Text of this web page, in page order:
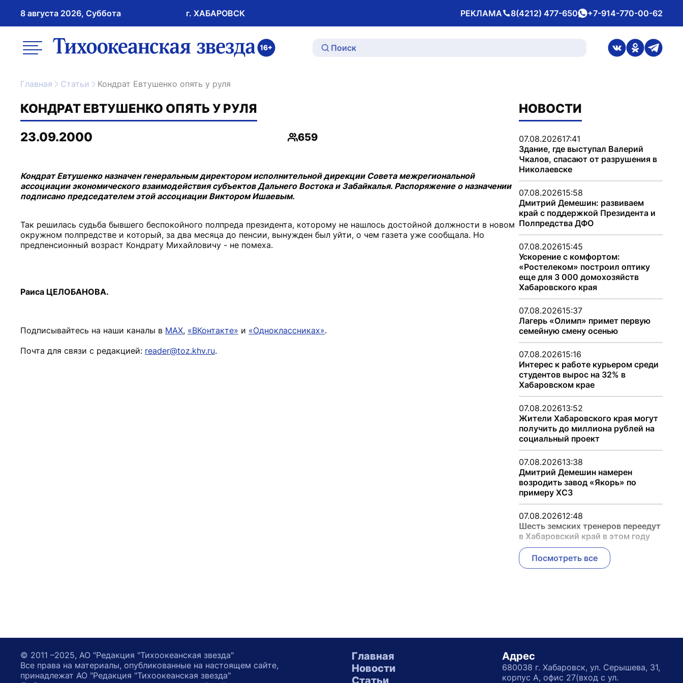
8 августа 2026, Суббота г. ХАБАРОВСК РЕКЛАМА
Телефон 8(4212) 477-650whatsApp
+7-914-770-00-62
меню ссылка на главную
ссылка на
ссылка на
Главная Статьи Кондрат Евтушенко опять у руля
КОНДРАТ ЕВТУШЕНКО ОПЯТЬ У РУЛЯ
23.09.2000
Просмотры
659
Кондрат Евтушенко назначен генеральным директором исполнительной дирекции Совета межрегиональной
ассоциации экономического взаимодействия субъектов Дальнего Востока и Забайкалья. Распоряжение о назначении
подписано председателем этой ассоциации Виктором Ишаевым.
Так решилась судьба бывшего беспокойного полпреда президента, которому не нашлось достойной должности в новом
окружном полпредстве и который, за два месяца до пенсии, вынужден был уйти, о чем газета уже сообщала. Но
предпенсионный возраст Кондрату Михайловичу - не помеха.
Раиса ЦЕЛОБАНОВА.
Подписывайтесь на наши каналы в MAX, «ВКонтакте» и «Одноклассниках».
Почта для связи с редакцией: reader@toz.khv.ru.
НОВОСТИ
07.08.202617:41
Здание, где выступал Валерий
Чкалов, спасают от разрушения в
Николаевске
07.08.202615:58
Дмитрий Демешин: развиваем
край с поддержкой Президента и
Полпредства ДФО
07.08.202615:45
Ускорение с комфортом:
«Ростелеком» построил оптику
еще для 3 000 домохозяйств
Хабаровского края
07.08.202615:37
Лагерь «Олимп» примет первую
семейную смену осенью
07.08.202615:16
Интерес к работе курьером среди
студентов вырос на 32% в
Хабаровском крае
07.08.202613:52
Жители Хабаровского края могут
получить до миллиона рублей на
социальный проект
07.08.202613:38
Дмитрий Демешин намерен
возродить завод «Якорь» по
примеру ХСЗ
07.08.202612:48
Шесть земских тренеров переедут
в Хабаровский край в этом году
Посмотреть все
Главная
Новости
Статьи
Адрес
680038 г. Хабаровск, ул. Серышева, 31,
корпус А, офис 27(вход с ул.
© 2011 –2025, АО "Редакция "Тихоокеанская звезда"
Все права на материалы, опубликованные на настоящем сайте,
принадлежат АО "Редакция "Тихоокеанская звезда"